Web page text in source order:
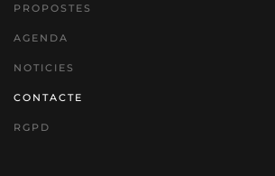
PROPOSTES
AGENDA
NOTICIES
CONTACTE
RGPD